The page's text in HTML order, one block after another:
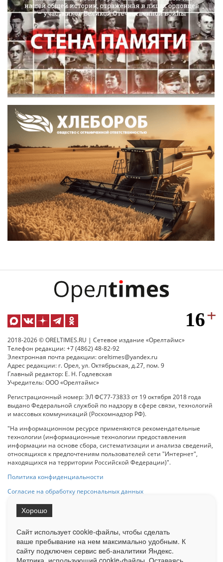
2018-2026 © ORELTIMES.RU | Сетевое издание «Орелтаймс»
Телефон редакции: +7 (4862) 48-82-92
Электронная почта редакции: oreltimes@yandex.ru
Адрес редакции: г. Орел, ул. Октябрьская, д.27, пом. 9
Главный редактор: Е. Н. Годлевская
Учредитель: ООО «Орелтаймс»
Регистрационный номер: ЭЛ ФС77-73833 от 19 октября 2018 года
выдано Федеральной службой по надзору в сфере связи, технологий
и массовых коммуникаций (Роскомнадзор РФ).
"На информационном ресурсе применяются рекомендательные
технологии (информационные технологии предоставления
информации на основе сбора, систематизации и анализа сведений,
относящихся к предпочтениям пользователей сети "Интернет",
находящихся на территории Российской Федерации)".
Политика конфиденциальности
Согласие на обработку персональных данных
на Сетевое издание «ОрелТаймс» обязательна.
Ограниченная статистика посещаемости доступна на сайте
Liveinternet.ru . Подробная статистика для рекламодателей по запросу
Сайт использует cookie-файлы, чтобы сделать
ваше пребывание на нем максимально удобным. К
cайту подключен сервис веб-аналитики Яндекс.
Метрика, использующий cookie-файлы. Оставаясь
Хорошо